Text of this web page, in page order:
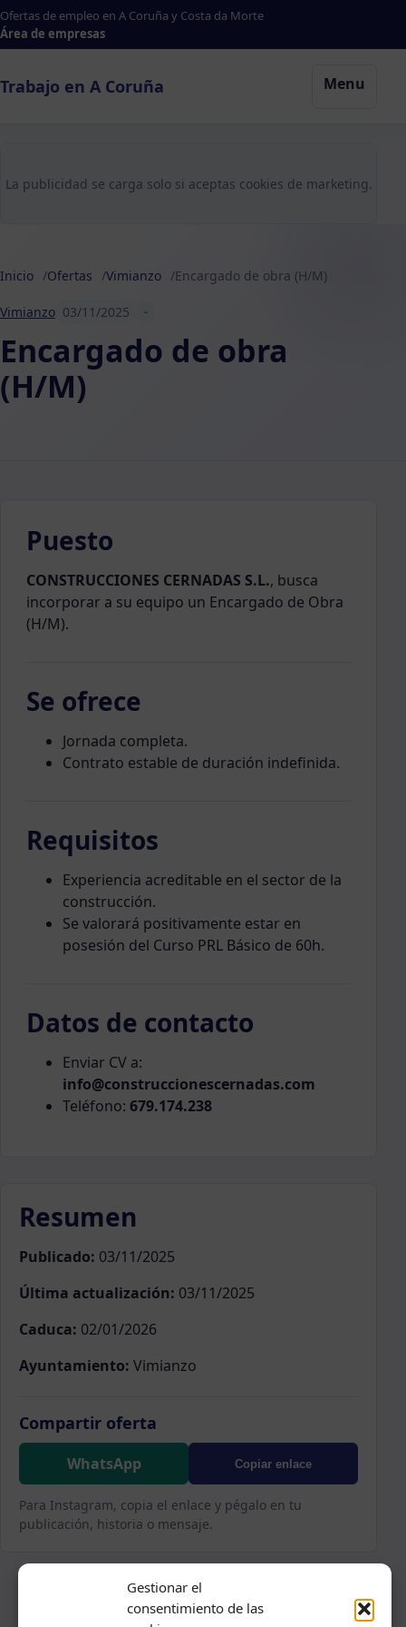
Gestionar el
consentimiento de las
Ofertas de empleo en A Coruña y Costa da Morte
Área de empresas
Trabajo en A Coruña Menu
La publicidad se carga solo si aceptas cookies de marketing.
Inicio Ofertas Vimianzo Encargado de obra (H/M)
Vimianzo 03/11/2025 -
Encargado de obra
(H/M)
Puesto
CONSTRUCCIONES CERNADAS S.L., busca
incorporar a su equipo un Encargado de Obra
(H/M).
Se ofrece
Jornada completa.
Contrato estable de duración indefinida.
Requisitos
Experiencia acreditable en el sector de la
construcción.
Se valorará positivamente estar en
posesión del Curso PRL Básico de 60h.
Datos de contacto
Enviar CV a:
info@construccionescernadas.com
Teléfono: 679.174.238
Resumen
Publicado: 03/11/2025
Última actualización: 03/11/2025
Caduca: 02/01/2026
Ayuntamiento: Vimianzo
Compartir oferta
WhatsApp Copiar enlace
Para Instagram, copia el enlace y pégalo en tu
publicación, historia o mensaje.